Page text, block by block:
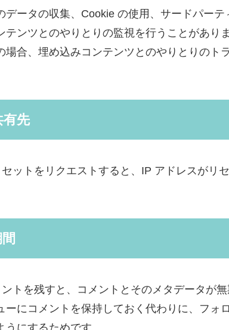
データの収集、Cookie の使用、サードパー
テンツとのやりとりの監視を行うことがあり
場合、埋め込みコンテンツとのやりとりのト
先
ットをリクエストすると、IP アドレスがリ
トを残すと、コメントとそのメタデータが無
ーにコメントを保持しておく代わりに、フォ
にするためです。